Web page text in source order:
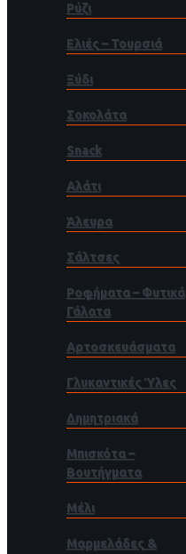
Ρύζι
Ελιές – Τουρσιά
Ξύδι
Σοκολάτα
Snack
Αλάτι
Άλευρα
Σάλτσες
Ροφήματα – Φυτικά
Γάλατα
Αρτοσκευάσματα
Γλυκαντικές Ύλες
Δημητριακά
Μπισκότα –
Βουτήγματα
Μέλι
Μαρμελάδες &